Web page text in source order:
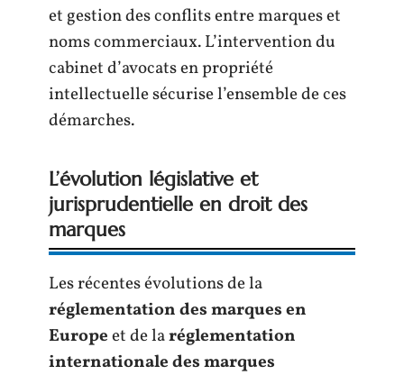
et gestion des conflits entre marques et
noms commerciaux. L’intervention du
cabinet d’avocats en propriété
intellectuelle sécurise l’ensemble de ces
démarches.
L’évolution législative et
jurisprudentielle en droit des
marques
Les récentes évolutions de la
réglementation des marques en
Europeet de laréglementation
internationale des marques